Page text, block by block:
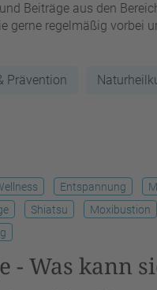
Beiträge aus den
regelmäßig vorbei
Prävention
Entspannung
Shiatsu Moxibustion
- Was kann